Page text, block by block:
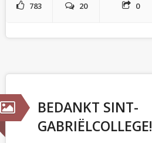
783 20 0
BEDANKT SINT-
GABRIËLCOLLEGE!